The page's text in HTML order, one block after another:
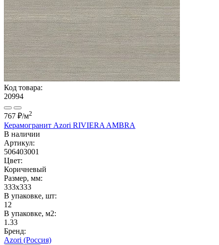
Код товара:
20994
767 ₽/м2
Керамогранит Azori RIVIERA AMBRA
В наличии
Артикул:
506403001
Цвет:
Коричневый
Размер, мм:
333x333
В упаковке, шт:
12
В упаковке, м2:
1.33
Бренд:
Azori (Россия)